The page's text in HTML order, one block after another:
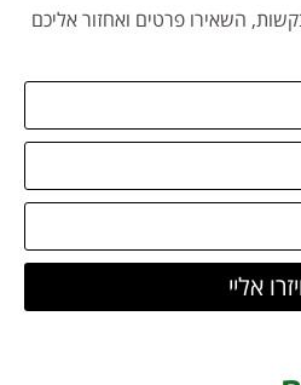
השאירו פרטים ואחזור אליכם
אליי